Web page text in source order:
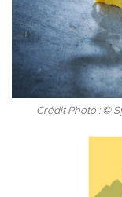
Crédit Photo : ©